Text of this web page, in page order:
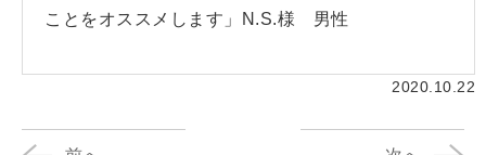
ことをオススメします」N.S.様 男性
2020.10.22